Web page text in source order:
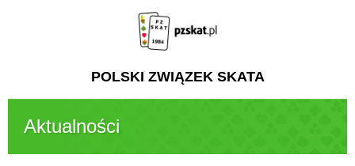
POLSKI ZWIĄZEK SKATA
Aktualności